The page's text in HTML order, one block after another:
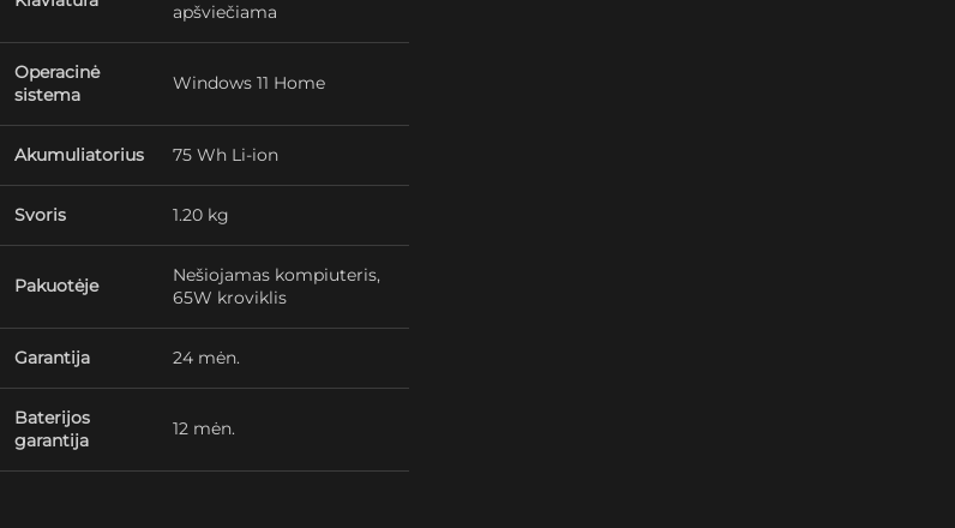
apšviečiama
Operacinė
sistema
Windows 11 Home
Akumuliatorius 75 Wh Li-ion
Svoris 1.20 kg
Pakuotėje
Nešiojamas kompiuteris,
65W kroviklis
Garantija 24 mėn.
Baterijos
garantija
12 mėn.